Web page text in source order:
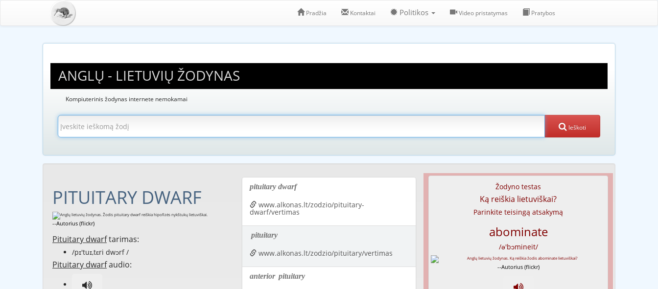
Pradžia Kontaktai Politikos Video pristatymas Pratybos
ANGLŲ - LIETUVIŲ ŽODYNAS
Kompiuterinis žodynas internete nemokamai
Ieškoti
PITUITARY DWARF
--Autorius (flickr)
Pituitary dwarftarimas:
/pɪ'tuɪ,tɛri dwɔrf /
Pituitary dwarfaudio:
pituitary dwarf
www.alkonas.lt/zodzio/pituitary-
dwarf/vertimas
pituitary
www.alkonas.lt/zodzio/pituitary/vertimas
anterior pituitary
Žodyno testas
Ką reiškia lietuviškai?
Parinkite teisingą atsakymą
abominate
/ə'bɔmineit/
--Autorius (flickr)